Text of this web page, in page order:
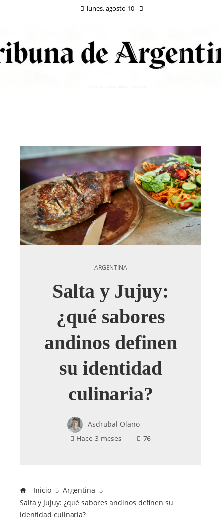
lunes, agosto 10
ARGENTINA
Salta y Jujuy:
¿qué sabores
andinos definen
su identidad
culinaria?
Asdrubal Olano
Hace 3 meses
76
Inicio
Argentina
Salta y Jujuy: ¿qué sabores andinos definen su
identidad culinaria?